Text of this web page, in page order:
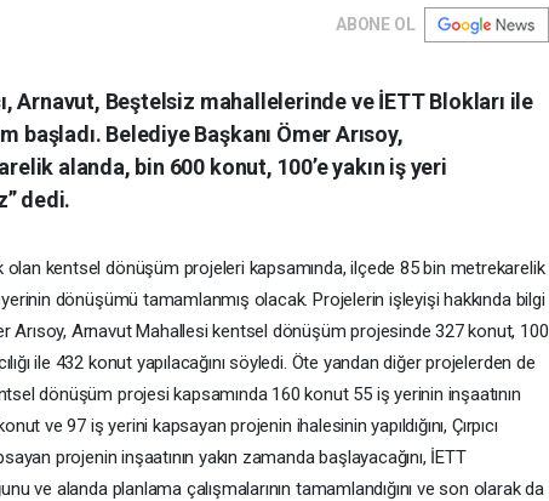
ABONE OL
Arnavut, Beştelsiz mahallelerinde ve İETT Blokları ile
başladı. Belediye Başkanı Ömer Arısoy,
alanda, bin 600 konut, 100’e yakın iş yeri
dedi.
kentsel dönüşüm projeleri kapsamında, ilçede 85 bin metrekarelik
dönüşümü tamamlanmış olacak. Projelerin işleyişi hakkında bilgi
Arısoy, Arnavut Mahallesi kentsel dönüşüm projesinde 327 konut, 100
ile 432 konut yapılacağını söyledi. Öte yandan diğer projelerden de
dönüşüm projesi kapsamında 160 konut 55 iş yerinin inşaatının
ve 97 iş yerini kapsayan projenin ihalesinin yapıldığını, Çırpıcı
projenin inşaatının yakın zamanda başlayacağını, İETT
ve alanda planlama çalışmalarının tamamlandığını ve son olarak da